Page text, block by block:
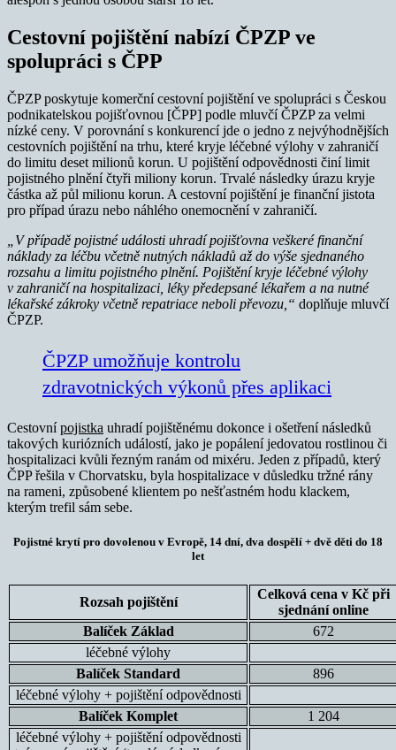
Cestovní pojištění nabízí ČPZP ve
spolupráci s ČPP
ČPZP poskytuje komerční cestovní pojištění ve spolupráci s Českou
podnikatelskou pojišťovnou [ČPP] podle mluvčí ČPZP za velmi
nízké ceny. V porovnání s konkurencí jde o jedno z nejvýhodnějších
cestovních pojištění na trhu, které kryje léčebné výlohy v zahraničí
do limitu deset milionů korun. U pojištění odpovědnosti činí limit
pojistného plnění čtyři miliony korun. Trvalé následky úrazu kryje
částka až půl milionu korun. A cestovní pojištění je finanční jistota
pro případ úrazu nebo náhlého onemocnění v zahraničí.
„V případě pojistné události uhradí pojišťovna veškeré finanční
náklady za léčbu včetně nutných nákladů až do výše sjednaného
rozsahu a limitu pojistného plnění. Pojištění kryje léčebné výlohy
v zahraničí na hospitalizaci, léky předepsané lékařem a na nutné
lékařské zákroky včetně repatriace neboli převozu,“ doplňuje mluvčí
ČPZP.
ČPZP umožňuje kontrolu
zdravotnických výkonů přes aplikaci
Cestovnípojistka uhradí pojištěnému dokonce i ošetření následků
takových kuriózních událostí, jako je popálení jedovatou rostlinou či
hospitalizaci kvůli řezným ranám od mixéru. Jeden z případů, který
ČPP řešila v Chorvatsku, byla hospitalizace v důsledku tržné rány
na rameni, způsobené klientem po nešťastném hodu klackem,
kterým trefil sám sebe.
Pojistné krytí pro dovolenou v Evropě, 14 dní, dva dospělí + dvě děti do 18
let
Rozsah pojištění
Celková cena v Kč při
sjednání online
Balíček Základ
672
léčebné výlohy
Balíček Standard
896
léčebné výlohy + pojištění odpovědnosti
Balíček Komplet
1 204
léčebné výlohy + pojištění odpovědnosti